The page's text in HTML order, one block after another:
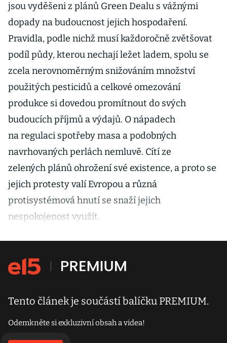
jsou vyděšeni z plánů Green Dealu s vážnými
dopady na budoucnost jejich hospodaření.
Pravidla, podle nichž musí každoročně zvětšovat
podíl půdy, kterou nechají ležet ladem, spolu se
zcela nerovnoměrným snižováním množství
použitých pesticidů a celkové omezování
produkce si dovedou promítnout do svých
budoucích příjmů a výdajů. O nápadech
na regulaci spotřeby masa a podobných
navrhovaných perlách nemluvě. Cítí ze
zelených plánů ohrožení své existence, a proto se
jejich protesty valí Evropou a různá
protisystémová hnutí se snaží jejich
nespokojenost využít.
Tento článek je součástí balíčku PREMIUM.
Odemkněte si exkluzivní obsah a videa!